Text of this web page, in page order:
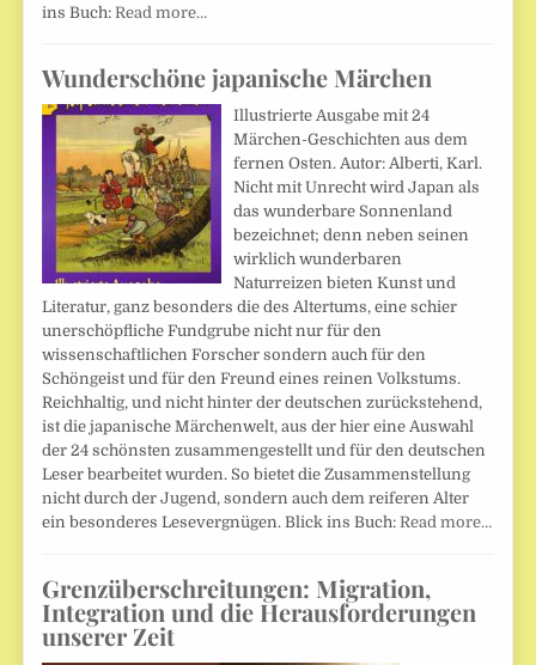
ins Buch:Read more…
Wunderschöne japanische Märchen
Illustrierte Ausgabe mit 24
Märchen-Geschichten aus dem
fernen Osten. Autor: Alberti, Karl.
Nicht mit Unrecht wird Japan als
das wunderbare Sonnenland
bezeichnet; denn neben seinen
wirklich wunderbaren
Naturreizen bieten Kunst und
Literatur, ganz besonders die des Altertums, eine schier
unerschöpfliche Fundgrube nicht nur für den
wissenschaftlichen Forscher sondern auch für den
Schöngeist und für den Freund eines reinen Volkstums.
Reichhaltig, und nicht hinter der deutschen zurückstehend,
ist die japanische Märchenwelt, aus der hier eine Auswahl
der 24 schönsten zusammengestellt und für den deutschen
Leser bearbeitet wurden. So bietet die Zusammenstellung
nicht durch der Jugend, sondern auch dem reiferen Alter
ein besonderes Lesevergnügen. Blick ins Buch:Read more…
Grenzüberschreitungen: Migration,
Integration und die Herausforderungen
unserer Zeit